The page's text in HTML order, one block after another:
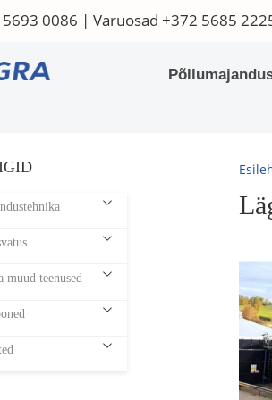
0086 | Varuosad +372 5685
muud teenused